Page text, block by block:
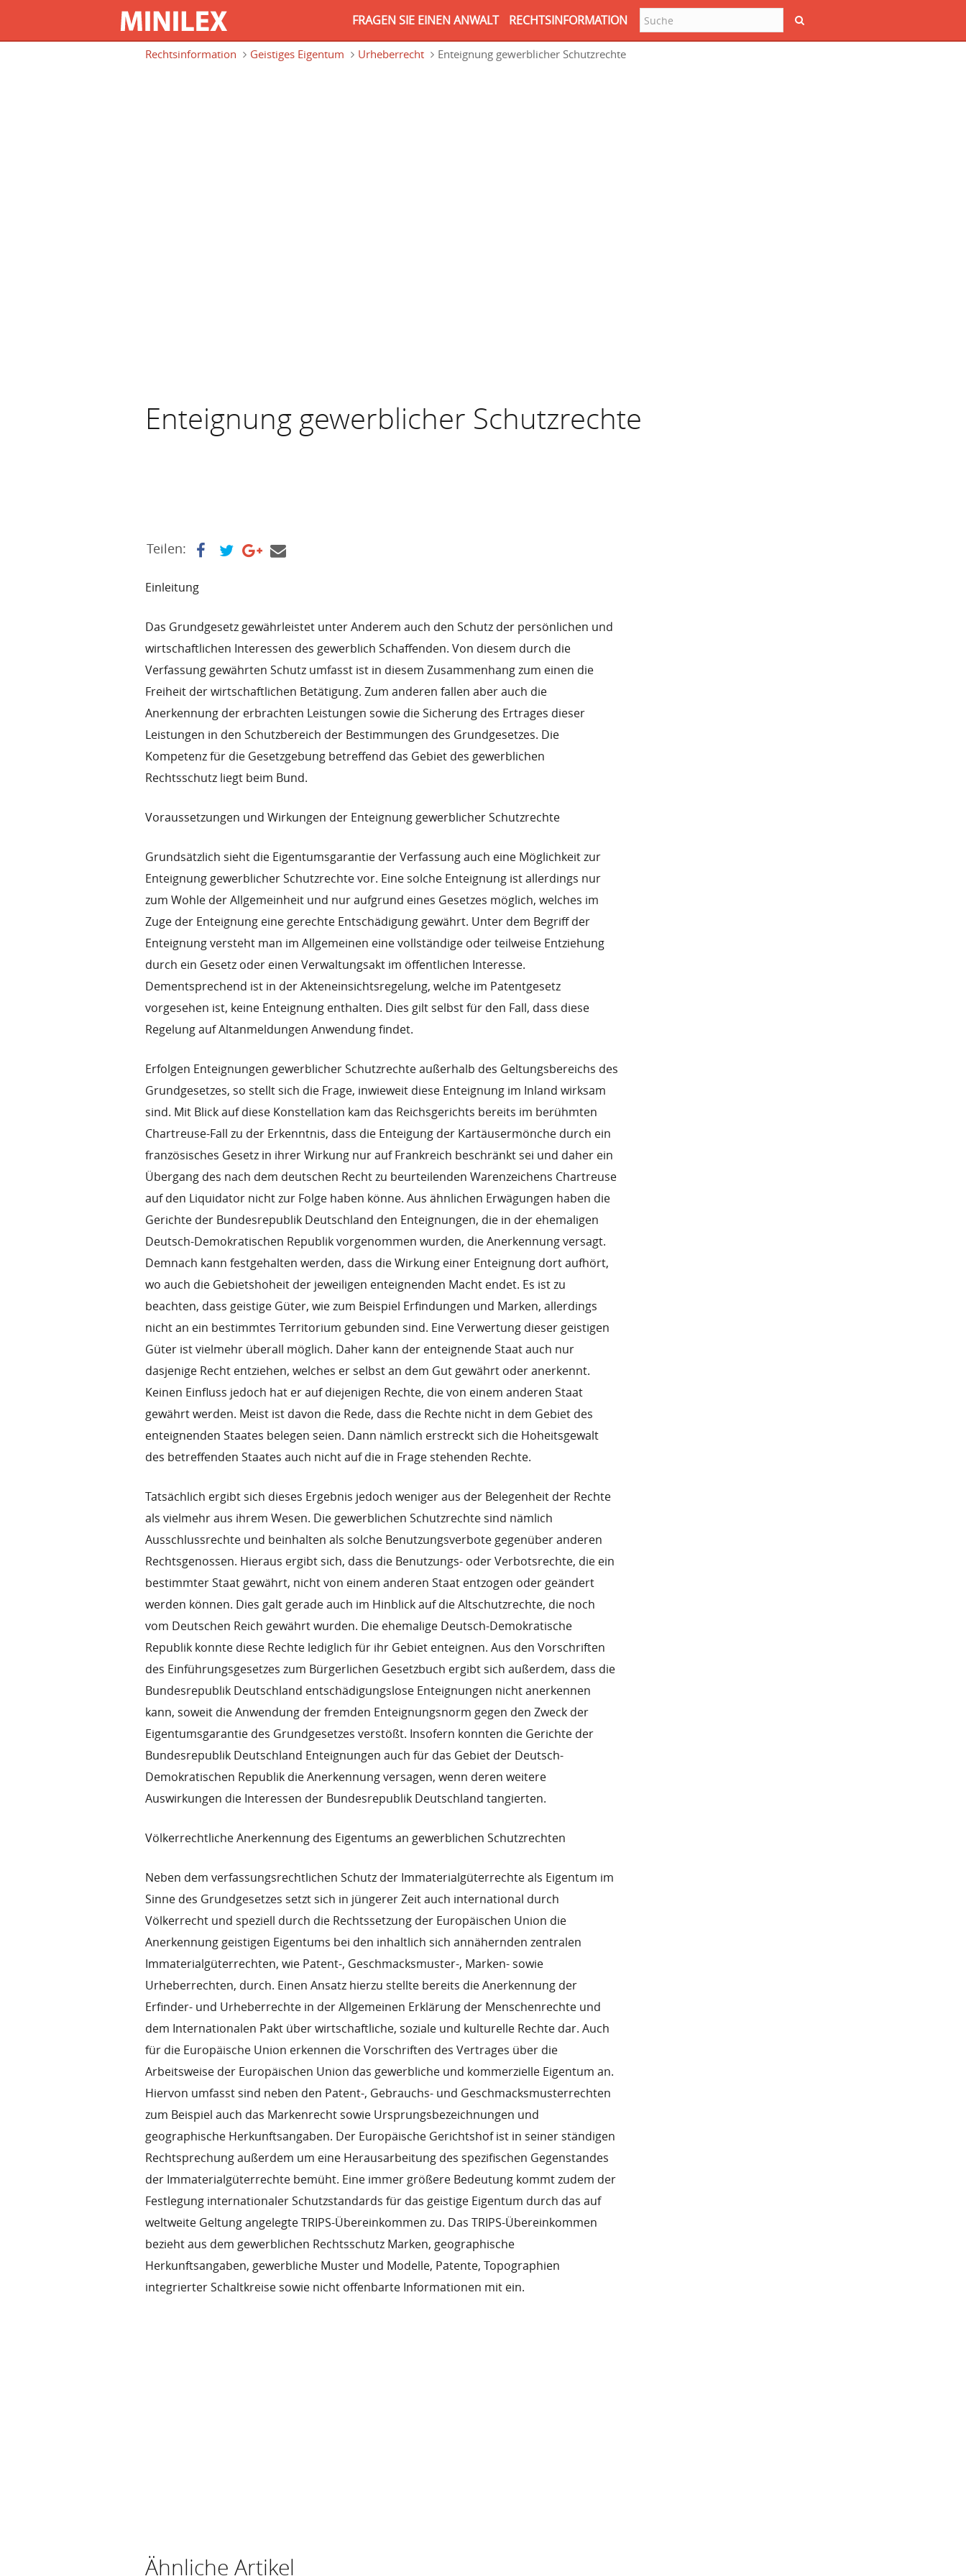
Direkt zum Inhalt Suche
FRAGEN SIE EINEN ANWALT RECHTSINFORMATION
Rechtsinformation Geistiges Eigentum Urheberrecht Enteignung gewerblicher Schutzrechte
Enteignung gewerblicher Schutzrechte
Teilen:
Einleitung
Das Grundgesetz gewährleistet unter Anderem auch den Schutz der persönlichen und
wirtschaftlichen Interessen des gewerblich Schaffenden. Von diesem durch die
Verfassung gewährten Schutz umfasst ist in diesem Zusammenhang zum einen die
Freiheit der wirtschaftlichen Betätigung. Zum anderen fallen aber auch die
Anerkennung der erbrachten Leistungen sowie die Sicherung des Ertrages dieser
Leistungen in den Schutzbereich der Bestimmungen des Grundgesetzes. Die
Kompetenz für die Gesetzgebung betreffend das Gebiet des gewerblichen
Rechtsschutz liegt beim Bund.
Voraussetzungen und Wirkungen der Enteignung gewerblicher Schutzrechte
Grundsätzlich sieht die Eigentumsgarantie der Verfassung auch eine Möglichkeit zur
Enteignung gewerblicher Schutzrechte vor. Eine solche Enteignung ist allerdings nur
zum Wohle der Allgemeinheit und nur aufgrund eines Gesetzes möglich, welches im
Zuge der Enteignung eine gerechte Entschädigung gewährt. Unter dem Begriff der
Enteignung versteht man im Allgemeinen eine vollständige oder teilweise Entziehung
durch ein Gesetz oder einen Verwaltungsakt im öffentlichen Interesse.
Dementsprechend ist in der Akteneinsichtsregelung, welche im Patentgesetz
vorgesehen ist, keine Enteignung enthalten. Dies gilt selbst für den Fall, dass diese
Regelung auf Altanmeldungen Anwendung findet.
Erfolgen Enteignungen gewerblicher Schutzrechte außerhalb des Geltungsbereichs des
Grundgesetzes, so stellt sich die Frage, inwieweit diese Enteignung im Inland wirksam
sind. Mit Blick auf diese Konstellation kam das Reichsgerichts bereits im berühmten
Chartreuse-Fall zu der Erkenntnis, dass die Enteigung der Kartäusermönche durch ein
französisches Gesetz in ihrer Wirkung nur auf Frankreich beschränkt sei und daher ein
Übergang des nach dem deutschen Recht zu beurteilenden Warenzeichens Chartreuse
auf den Liquidator nicht zur Folge haben könne. Aus ähnlichen Erwägungen haben die
Gerichte der Bundesrepublik Deutschland den Enteignungen, die in der ehemaligen
Deutsch-Demokratischen Republik vorgenommen wurden, die Anerkennung versagt.
Demnach kann festgehalten werden, dass die Wirkung einer Enteignung dort aufhört,
wo auch die Gebietshoheit der jeweiligen enteignenden Macht endet. Es ist zu
beachten, dass geistige Güter, wie zum Beispiel Erfindungen und Marken, allerdings
nicht an ein bestimmtes Territorium gebunden sind. Eine Verwertung dieser geistigen
Güter ist vielmehr überall möglich. Daher kann der enteignende Staat auch nur
dasjenige Recht entziehen, welches er selbst an dem Gut gewährt oder anerkennt.
Keinen Einfluss jedoch hat er auf diejenigen Rechte, die von einem anderen Staat
gewährt werden. Meist ist davon die Rede, dass die Rechte nicht in dem Gebiet des
enteignenden Staates belegen seien. Dann nämlich erstreckt sich die Hoheitsgewalt
des betreffenden Staates auch nicht auf die in Frage stehenden Rechte.
Tatsächlich ergibt sich dieses Ergebnis jedoch weniger aus der Belegenheit der Rechte
als vielmehr aus ihrem Wesen. Die gewerblichen Schutzrechte sind nämlich
Ausschlussrechte und beinhalten als solche Benutzungsverbote gegenüber anderen
Rechtsgenossen. Hieraus ergibt sich, dass die Benutzungs- oder Verbotsrechte, die ein
bestimmter Staat gewährt, nicht von einem anderen Staat entzogen oder geändert
werden können. Dies galt gerade auch im Hinblick auf die Altschutzrechte, die noch
vom Deutschen Reich gewährt wurden. Die ehemalige Deutsch-Demokratische
Republik konnte diese Rechte lediglich für ihr Gebiet enteignen. Aus den Vorschriften
des Einführungsgesetzes zum Bürgerlichen Gesetzbuch ergibt sich außerdem, dass die
Bundesrepublik Deutschland entschädigungslose Enteignungen nicht anerkennen
kann, soweit die Anwendung der fremden Enteignungsnorm gegen den Zweck der
Eigentumsgarantie des Grundgesetzes verstößt. Insofern konnten die Gerichte der
Bundesrepublik Deutschland Enteignungen auch für das Gebiet der Deutsch-
Demokratischen Republik die Anerkennung versagen, wenn deren weitere
Auswirkungen die Interessen der Bundesrepublik Deutschland tangierten.
Völkerrechtliche Anerkennung des Eigentums an gewerblichen Schutzrechten
Neben dem verfassungsrechtlichen Schutz der Immaterialgüterrechte als Eigentum im
Sinne des Grundgesetzes setzt sich in jüngerer Zeit auch international durch
Völkerrecht und speziell durch die Rechtssetzung der Europäischen Union die
Anerkennung geistigen Eigentums bei den inhaltlich sich annähernden zentralen
Immaterialgüterrechten, wie Patent-, Geschmacksmuster-, Marken- sowie
Urheberrechten, durch. Einen Ansatz hierzu stellte bereits die Anerkennung der
Erfinder- und Urheberrechte in der Allgemeinen Erklärung der Menschenrechte und
dem Internationalen Pakt über wirtschaftliche, soziale und kulturelle Rechte dar. Auch
für die Europäische Union erkennen die Vorschriften des Vertrages über die
Arbeitsweise der Europäischen Union das gewerbliche und kommerzielle Eigentum an.
Hiervon umfasst sind neben den Patent-, Gebrauchs- und Geschmacksmusterrechten
zum Beispiel auch das Markenrecht sowie Ursprungsbezeichnungen und
geographische Herkunftsangaben. Der Europäische Gerichtshof ist in seiner ständigen
Rechtsprechung außerdem um eine Herausarbeitung des spezifischen Gegenstandes
der Immaterialgüterrechte bemüht. Eine immer größere Bedeutung kommt zudem der
Festlegung internationaler Schutzstandards für das geistige Eigentum durch das auf
weltweite Geltung angelegte TRIPS-Übereinkommen zu. Das TRIPS-Übereinkommen
bezieht aus dem gewerblichen Rechtsschutz Marken, geographische
Herkunftsangaben, gewerbliche Muster und Modelle, Patente, Topographien
integrierter Schaltkreise sowie nicht offenbarte Informationen mit ein.
Ähnliche Artikel